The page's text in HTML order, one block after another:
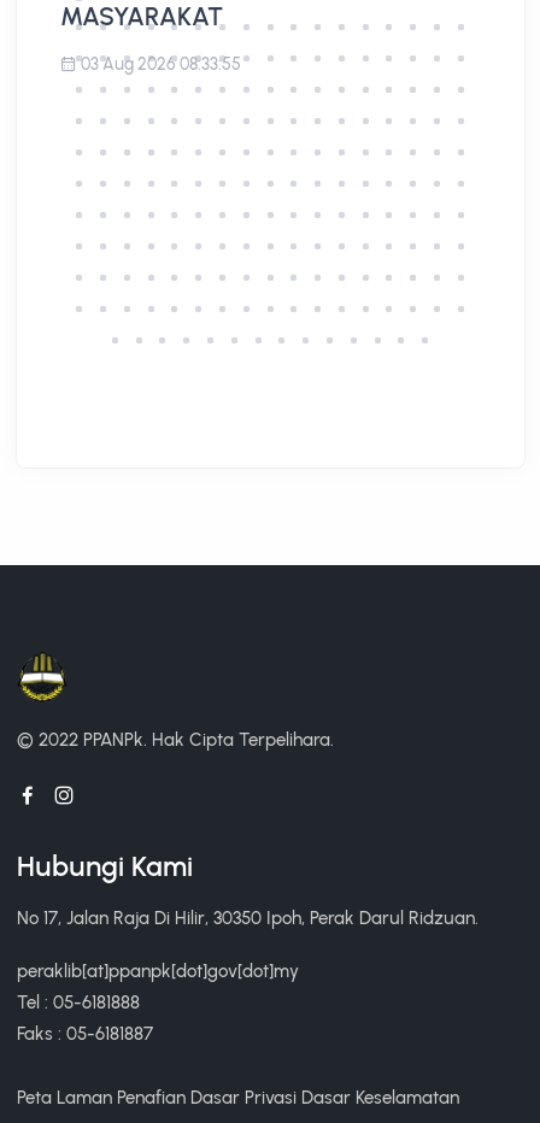
MASYARAKAT
03 Aug 2026 08:33:55
© 2022 PPANPk. Hak Cipta Terpelihara.
Hubungi Kami
No 17, Jalan Raja Di Hilir, 30350 Ipoh, Perak Darul Ridzuan.
peraklib[at]ppanpk[dot]gov[dot]my
Tel : 05-6181888
Faks : 05-6181887
Peta Laman Penafian Dasar Privasi Dasar Keselamatan